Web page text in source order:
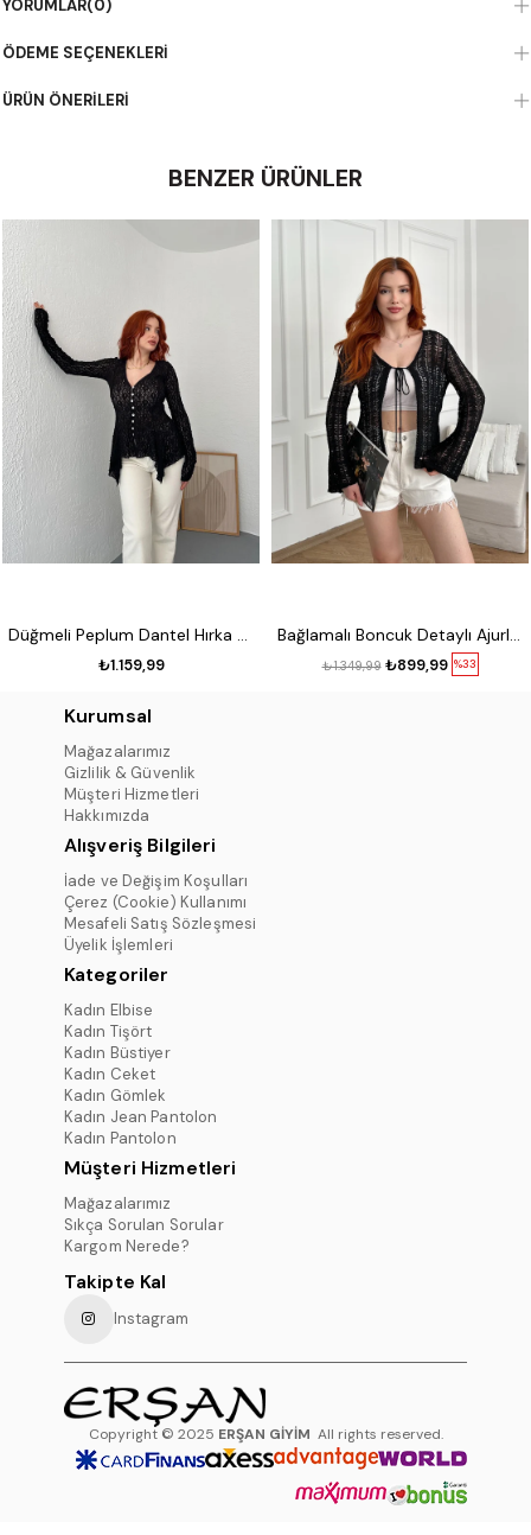
YORUMLAR(0)
ÖDEME SEÇENEKLERI
ÜRÜN ÖNERILERI
BENZER ÜRÜNLER
Düğmeli Peplum Dantel Hırka Siyah
₺1.159,99
Bağlamalı Boncuk Detaylı Ajurlu Hırka Siyah
%33
₺899,99
₺1.349,99
Kurumsal
Mağazalarımız
Gizlilik & Güvenlik
Müşteri Hizmetleri
Hakkımızda
Alışveriş Bilgileri
İade ve Değişim Koşulları
Çerez (Cookie) Kullanımı
Mesafeli Satış Sözleşmesi
Üyelik İşlemleri
Kategoriler
Kadın Elbise
Kadın Tişört
Kadın Büstiyer
Kadın Ceket
Kadın Gömlek
Kadın Jean Pantolon
Kadın Pantolon
Müşteri Hizmetleri
Mağazalarımız
Sıkça Sorulan Sorular
Kargom Nerede?
Takipte Kal
Instagram
Copyright © 2025 ERŞAN GİYİM All rights reserved.